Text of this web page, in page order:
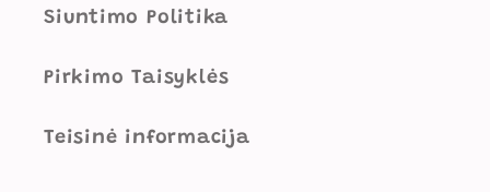
Siuntimo Politika
Pirkimo Taisyklės
Teisinė informacija